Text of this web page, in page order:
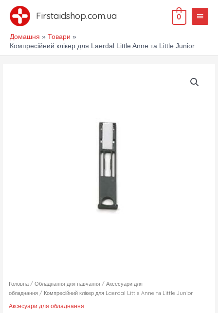
Перейти
вмісту
Firstaidshop.com.ua
меню
0
Домашня
Товари
Компресійний клікер для Laerdal Little Anne та Little Junior
Головна /Обладнання для навчання /Аксесуари для
обладнання / Компресійний клікер для Laerdal Little Anne та Little Junior
Аксесуари для обладнання